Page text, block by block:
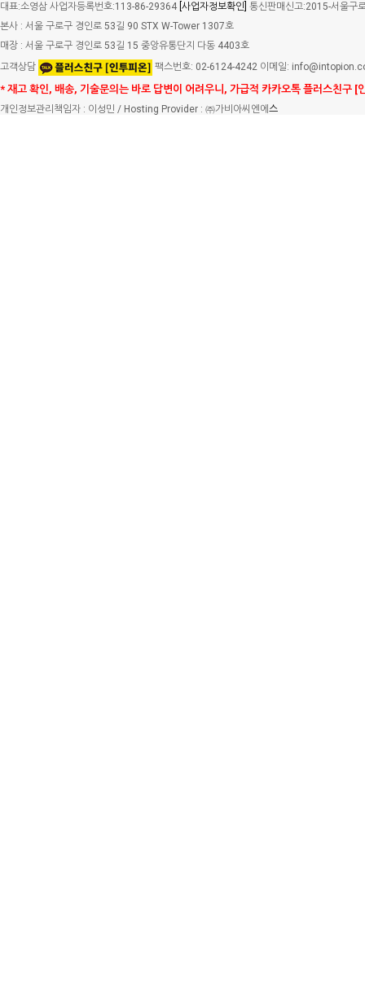
대표:소영삼 사업자등록번호:113-86-29364 [사업자정보확인] 통신판매신고:2015-서울구
본사 : 서울 구로구 경인로 53길 90 STX W-Tower 1307호
매장 : 서울 구로구 경인로 53길 15 중앙유통단지 다동 4403호
고객상담
팩스번호: 02-6124-4242 이메일:
* 재고 확인, 배송, 기술문의는 바로 답변이 어려우니, 가급적 카카오톡 플러스친구 [
개인정보관리책임자 : 이성민 / Hosting Provider : ㈜가비아씨엔에 스